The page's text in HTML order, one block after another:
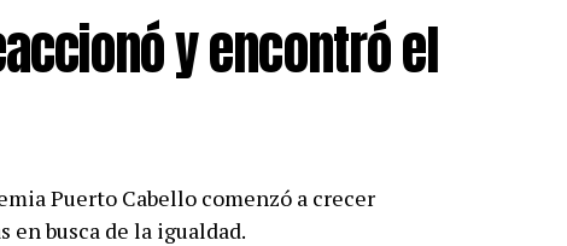
y encontró el
Puerto Cabello comenzó a crecer
busca de la igualdad.